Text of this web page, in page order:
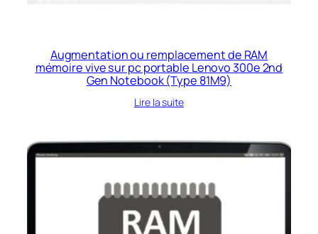
Augmentation ou remplacement de RAM
mémoire vive sur pc portable Lenovo 300e 2nd
Gen Notebook (Type 81M9)
Lire la suite